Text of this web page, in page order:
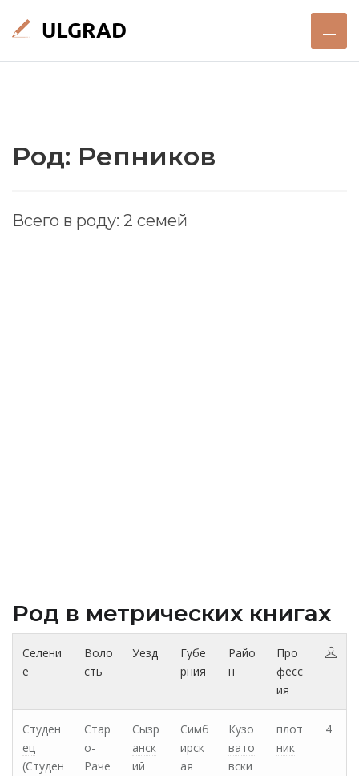
Род: Репников
Всего в роду: 2 семей
Род в метрических книгах
Селени
е
Воло
сть
Уезд
Губе
рния
Райо
н
Про
фесс
ия
Студен
ец
(Студен
Стар
о-
Раче
Сызр
анск
ий
Симб
ирск
ая
Кузо
вато
вски
плот
ник
4